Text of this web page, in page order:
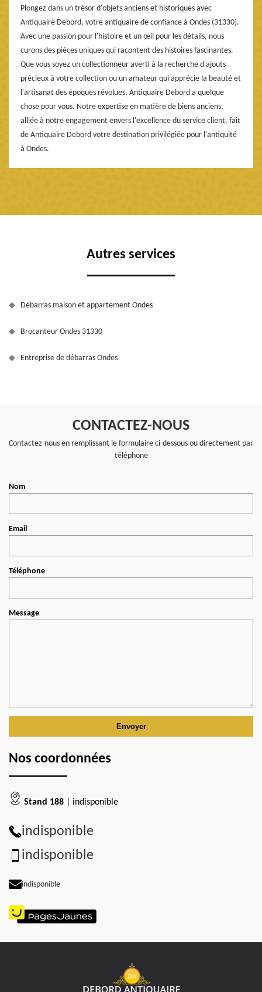
Plongez dans un trésor d'objets anciens et historiques avec
Antiquaire Debord, votre antiquaire de confiance à Ondes (31330).
Avec une passion pour l'histoire et un œil pour les détails, nous
curons des pièces uniques qui racontent des histoires fascinantes.
Que vous soyez un collectionneur averti à la recherche d'ajouts
précieux à votre collection ou un amateur qui apprécie la beauté et
l'artisanat des époques révolues, Antiquaire Debord a quelque
chose pour vous. Notre expertise en matière de biens anciens,
alliée à notre engagement envers l'excellence du service client, fait
de Antiquaire Debord votre destination privilégiée pour l'antiquité
à Ondes.
Autres services
Débarras maison et appartement Ondes
Brocanteur Ondes 31330
Entreprise de débarras Ondes
CONTACTEZ-NOUS
Contactez-nous en remplissant le formulaire ci-dessous ou directement par
téléphone
Nom
Email
Téléphone
Message
Nos coordonnées
Stand 188 | indisponible
indisponible
indisponible
indisponible